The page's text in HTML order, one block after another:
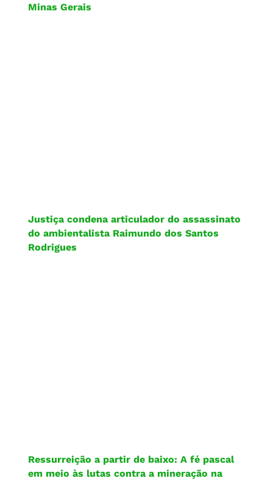
Minas Gerais
Justiça condena articulador do assassinato
do ambientalista Raimundo dos Santos
Rodrigues
Ressurreição a partir de baixo: A fé pascal
em meio às lutas contra a mineração na